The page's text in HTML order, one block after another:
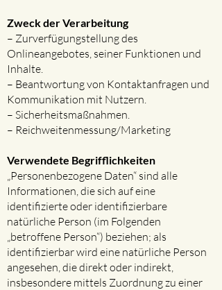
Zweck der Verarbeitung​
– Zurverfügungstellung des
Onlineangebotes, seiner Funktionen und
Inhalte.
– Beantwortung von Kontaktanfragen und
Kommunikation mit Nutzern.
– Sicherheitsmaßnahmen.
– Reichweitenmessung/Marketing
Verwendete Begrifflichkeiten ​
„Personenbezogene Daten“ sind alle
Informationen, die sich auf eine
identifizierte oder identifizierbare
natürliche Person (im Folgenden
„betroffene Person“) beziehen; als
identifizierbar wird eine natürliche Person
angesehen, die direkt oder indirekt,
insbesondere mittels Zuordnung zu einer